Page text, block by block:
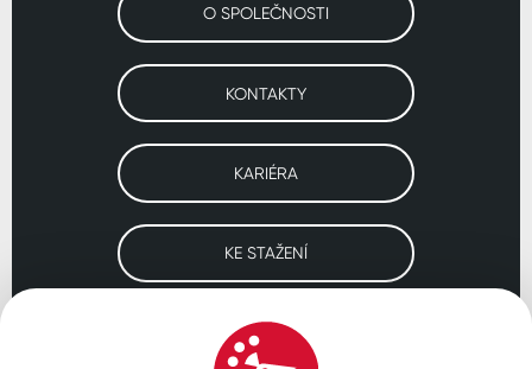
O SPOLEČNOSTI
KONTAKTY
KARIÉRA
KE STAŽENÍ
Navštivte naše pobočky